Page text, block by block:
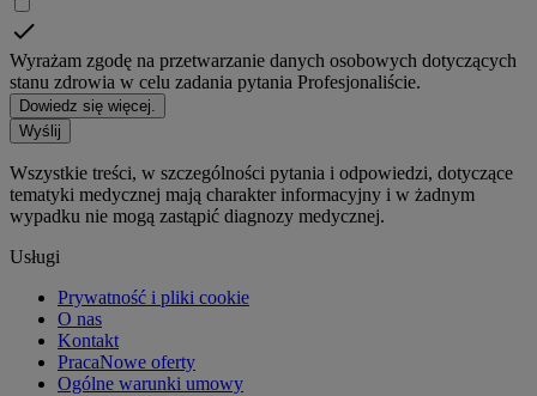
Wyrażam zgodę na przetwarzanie danych osobowych dotyczących
stanu zdrowia w celu zadania pytania Profesjonaliście.
Dowiedz się więcej.
Wyślij
Wszystkie treści, w szczególności pytania i odpowiedzi, dotyczące
tematyki medycznej mają charakter informacyjny i w żadnym
wypadku nie mogą zastąpić diagnozy medycznej.
Usługi
Prywatność i pliki cookie
O nas
Kontakt
PracaNowe oferty
Ogólne warunki umowy